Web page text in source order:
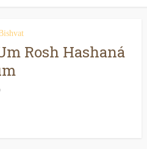
Rosh Hashaná